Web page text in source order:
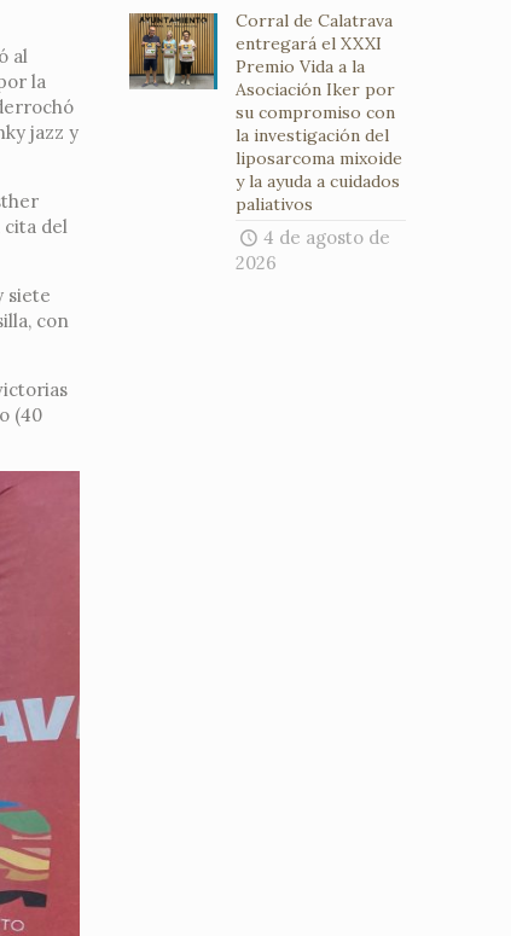
al
la
jazz y
cita del
siete
con
(40
Corral de Calatrava
entregará el XXXI
Premio Vida a la
Asociación Iker por
su compromiso con
la investigación del
liposarcoma mixoide
y la ayuda a cuidados
paliativos
4 de agosto de
2026